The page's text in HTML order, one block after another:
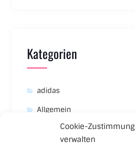
Cookie-Zustimmung
verwalten
Kategorien
adidas
Allgemein